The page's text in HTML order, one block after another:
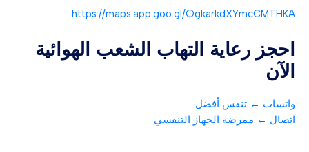
https://maps.app.goo.gl/QgkarkdXYmcCMTHKA
احجز رعاية التهاب الشعب الهوائية
الآن
واتساب ← تنفس أفضل
اتصال ← ممرضة الجهاز التنفسي